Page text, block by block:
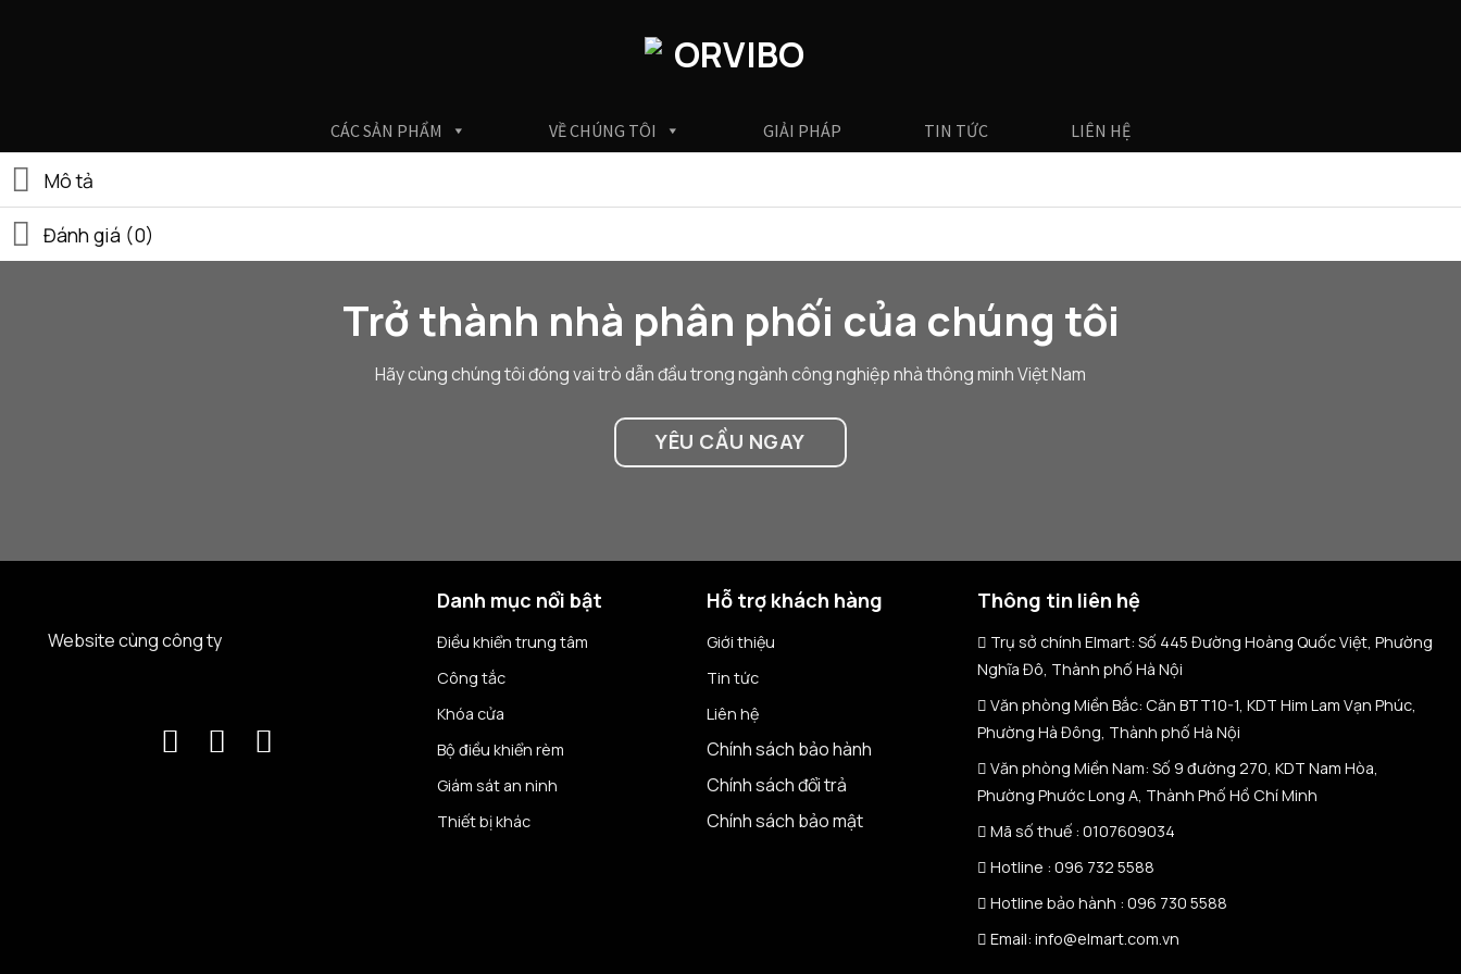
CÁC SẢN PHẨM VỀ CHÚNG TÔI GIẢI PHÁP TIN TỨC LIÊN HỆ
Mô tả
Đánh giá (0)
Trở thành nhà phân phối của chúng tôi
Hãy cùng chúng tôi đóng vai trò dẫn đầu trong ngành công nghiệp nhà thông minh Việt Nam
YÊU CẦU NGAY
Website cùng công ty
Danh mục nổi bật
Điều khiển trung tâm
Công tắc
Khóa cửa
Bộ điều khiển rèm
Giám sát an ninh
Thiết bị khác
Hỗ trợ khách hàng
Giới thiệu
Tin tức
Liên hệ
Chính sách bảo hành
Chính sách đổi trả
Chính sách bảo mật
Thông tin liên hệ
Trụ sở chính Elmart: Số 445 Đường Hoàng Quốc Việt, Phường
Nghĩa Đô, Thành phố Hà Nội
Văn phòng Miền Bắc: Căn BTT10-1, KDT Him Lam Vạn Phúc,
Phường Hà Đông, Thành phố Hà Nội
Văn phòng Miền Nam: Số 9 đường 270, KDT Nam Hòa,
Phường Phước Long A, Thành Phố Hồ Chí Minh
Mã số thuế : 0107609034
Hotline : 096 732 5588
Hotline bảo hành : 096 730 5588
Email: info@elmart.com.vn